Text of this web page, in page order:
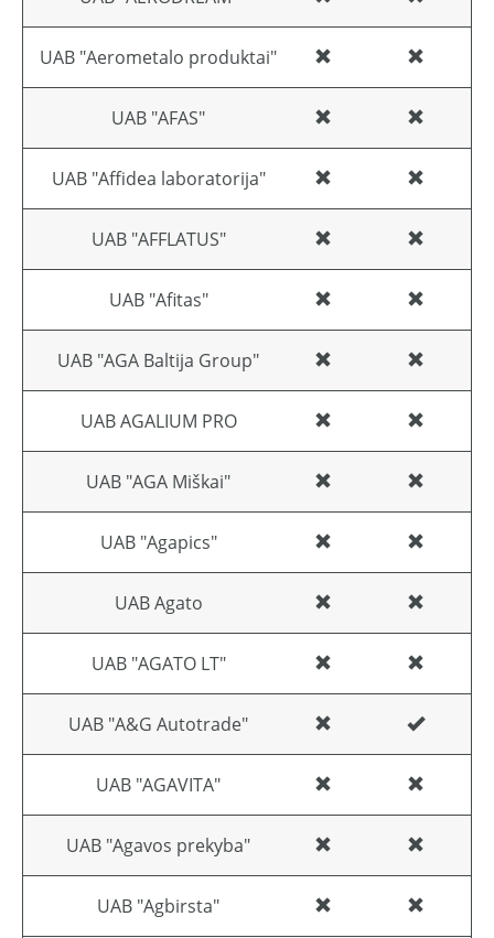
UAB "Aerometalo produktai"
UAB "AFAS"
UAB "Affidea laboratorija"
UAB "AFFLATUS"
UAB "Afitas"
UAB "AGA Baltija Group"
UAB AGALIUM PRO
UAB "AGA Miškai"
UAB "Agapics"
UAB Agato
UAB "AGATO LT"
UAB "A&G Autotrade"
UAB "AGAVITA"
UAB "Agavos prekyba"
UAB "Agbirsta"